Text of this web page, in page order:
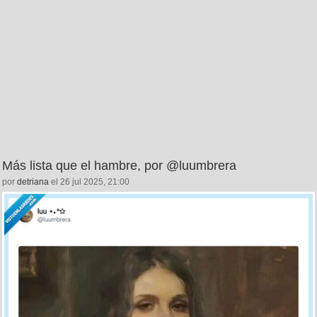
Más lista que el hambre, por @luumbrera
por detriana el 26 jul 2025, 21:00